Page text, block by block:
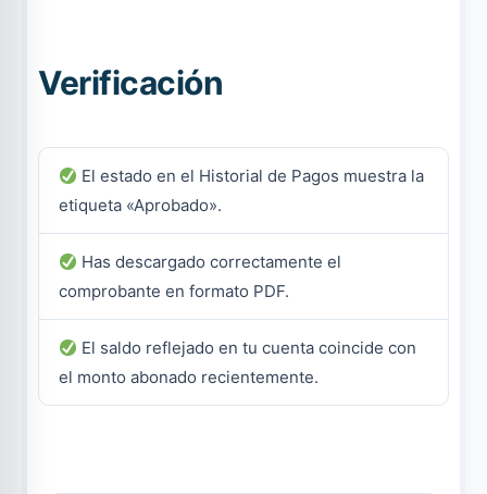
Verificación
El estado en el Historial de Pagos muestra la
etiqueta «Aprobado».
Has descargado correctamente el
comprobante en formato PDF.
El saldo reflejado en tu cuenta coincide con
el monto abonado recientemente.